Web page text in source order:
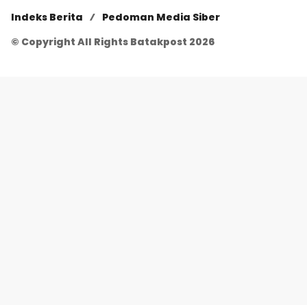
Indeks Berita
Pedoman Media Siber
© Copyright All Rights Batakpost 2026